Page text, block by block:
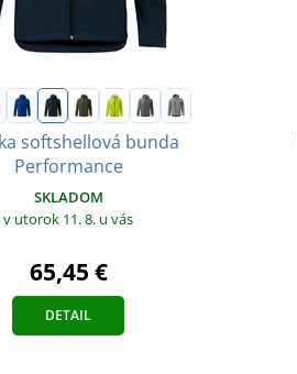
softshellová bunda
Performance
SKLADOM
v utorok 11. 8. u vás
65,45 €
DETAIL